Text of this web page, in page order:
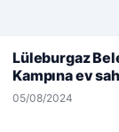
Web sitemizi
kullanıyoruz.
Reddet
Lüleburgaz
Kampına ev
05/08/2024